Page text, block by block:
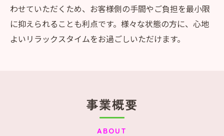
わせていただくため、お客様側の手間やご負担を最小限
に抑えられることも利点です。様々な状態の方に、心地
よいリラックスタイムをお過ごしいただけます。
事業概要
ABOUT